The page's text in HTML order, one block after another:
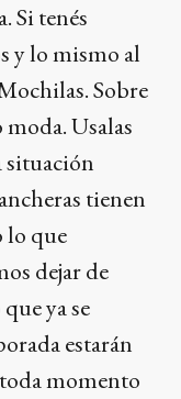
Si tenés
y lo mismo al
Sobre
Usalas
situación
tienen
lo que
dejar de
ya se
estarán
momento